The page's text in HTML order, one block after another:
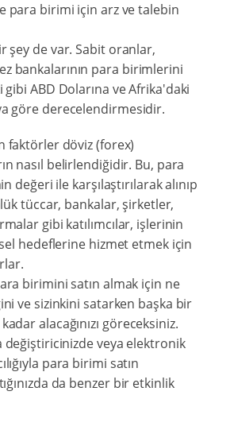
para birimi için arz ve talebin
şey de var. Sabit oranlar,
bankalarının para birimlerini
ABD Dolarına ve Afrika'daki
göre derecelendirmesidir.
faktörler döviz (forex)
nasıl belirlendiğidir. Bu, para
ile karşılaştırılarak alınıp
tüccar, bankalar, şirketler,
gibi katılımcılar, işlerinin
hedeflerine hizmet etmek için
birimini satın almak için ne
ve sizinkini satarken başka bir
alacağınızı göreceksiniz.
değiştiricinizde veya elektronik
para birimi satın
da benzer bir etkinlik